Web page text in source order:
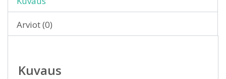
Arviot (0)
Kuvaus